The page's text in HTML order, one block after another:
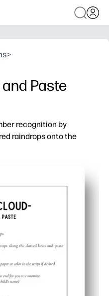
>
Paste
recognition by
raindrops onto the